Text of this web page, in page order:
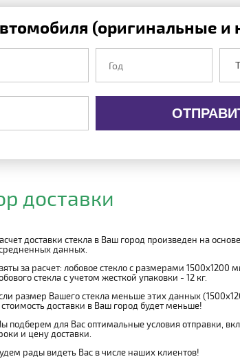
(оригинальные и
доставки
доставки стекла в Ваш город произведен на основе
данных.
за расчет: лобовое стекло с размерами 1500x1200
стекла с учетом жесткой упаковки - 12 кг.
размер Вашего стекла меньше этих данных
стоимость доставки в Ваш город будет меньше!
подберем для Вас оптимальные условия отправки,
и цену доставки.
рады видеть Вас в числе наших клиентов!